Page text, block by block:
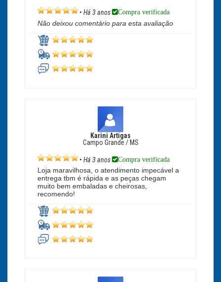
• Há 3 anos Compra verificada
Não deixou comentário para esta avaliação
Karini Artigas
Campo Grande / MS
• Há 3 anos Compra verificada
Loja maravilhosa, o atendimento impecável a
entrega tbm é rápida e as peças chegam
muito bem embaladas e cheirosas,
recomendo!